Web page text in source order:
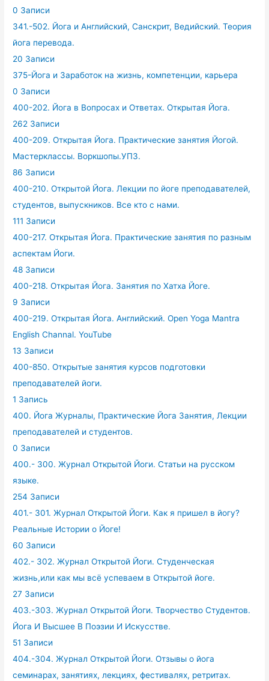
0 Записи
341.-502. Йога и Английский, Санскрит, Ведийский. Теория
йога перевода.
20 Записи
375-Йога и Заработок на жизнь, компетенции, карьера
0 Записи
400-202. Йога в Вопросах и Ответах. Открытая Йога.
262 Записи
400-209. Открытая Йога. Практические занятия Йогой.
Мастерклассы. Воркшопы.УПЗ.
86 Записи
400-210. Открытой Йога. Лекции по йоге преподавателей,
студентов, выпускников. Все кто с нами.
111 Записи
400-217. Открытая Йога. Практические занятия по разным
аспектам Йоги.
48 Записи
400-218. Открытая Йога. Занятия по Хатха Йоге.
9 Записи
400-219. Открытая Йога. Английский. Open Yoga Mantra
English Channal. YouTube
13 Записи
400-850. Открытые занятия курсов подготовки
преподавателей йоги.
1 Запись
400. Йога Журналы, Практические Йога Занятия, Лекции
преподавателей и студентов.
0 Записи
400.- 300. Журнал Открытой Йоги. Статьи на русском
языке.
254 Записи
401.- 301. Журнал Открытой Йоги. Как я пришел в йогу?
Реальные Истории о Йоге!
60 Записи
402.- 302. Журнал Открытой Йоги. Студенческая
жизнь,или как мы всё успеваем в Открытой йоге.
27 Записи
403.-303. Журнал Открытой Йоги. Творчество Студентов.
Йога И Высшее В Поэзии И Искусстве.
51 Записи
404.-304. Журнал Открытой Йоги. Отзывы о йога
семинарах, занятиях, лекциях, фестивалях, ретритах.